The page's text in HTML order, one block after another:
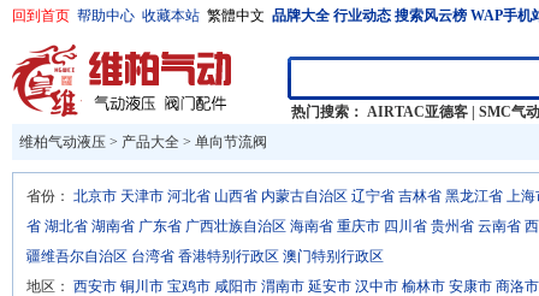
回到首页 帮助中心 收藏本站 繁體中文 品牌大全 行业动态 搜索风云榜 WAP手机
热门搜索： AIRTAC亚德客
SMC气动
维柏气动液压 > 产品大全 > 单向节流阀
省份： 北京市 天津市 河北省 山西省 内蒙古自治区 辽宁省 吉林省 黑龙江省 上海
省 湖北省 湖南省 广东省 广西壮族自治区 海南省 重庆市 四川省 贵州省 云南省
疆维吾尔自治区 台湾省 香港特别行政区 澳门特别行政区
地区： 西安市 铜川市 宝鸡市 咸阳市 渭南市 延安市 汉中市 榆林市 安康市 商洛市